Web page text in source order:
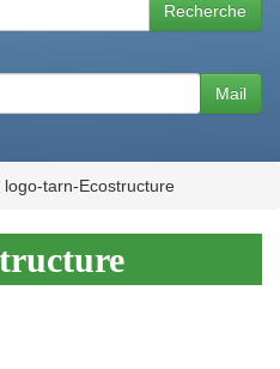
Recherche
Mail
logo-tarn-Ecostructure